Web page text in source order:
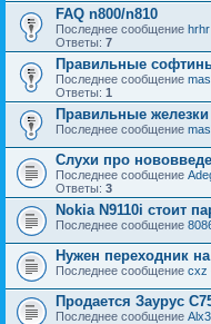
FAQ n800/n810
Последнее сообщение hrhr
Ответы: 7
Правильные
Последнее сообщение
Ответы: 1
Правильные
Последнее сообщение
Слухи про
Последнее сообщение
Ответы: 3
Nokia N9110i стоит
Последнее сообщение
Нужен переходник
Последнее сообщение cxz
Продается Заурус
Последнее сообщение